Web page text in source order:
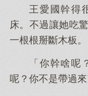
王愛國幹得
床。不過讓她吃
一根根掰斷木板。
「你幹啥呢
呢？你不是帶過來